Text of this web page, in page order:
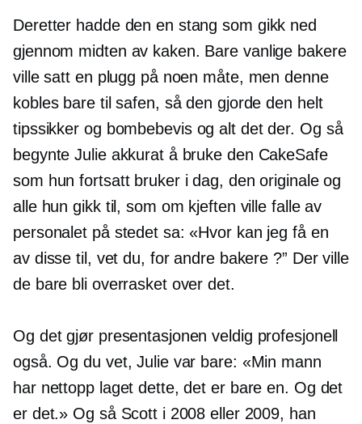
Deretter hadde den en stang som gikk ned
gjennom midten av kaken. Bare vanlige bakere
ville satt en plugg på noen måte, men denne
kobles bare til safen, så den gjorde den helt
tipssikker og bombebevis og alt det der. Og så
begynte Julie akkurat å bruke den CakeSafe
som hun fortsatt bruker i dag, den originale og
alle hun gikk til, som om kjeften ville falle av
personalet på stedet sa: «Hvor kan jeg få en
av disse til, vet du, for andre bakere ?” Der ville
de bare bli overrasket over det.
Og det gjør presentasjonen veldig profesjonell
også. Og du vet, Julie var bare: «Min mann
har nettopp laget dette, det er bare en. Og det
er det.» Og så Scott i 2008 eller 2009, han